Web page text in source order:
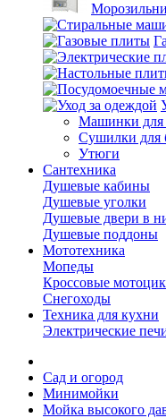
Машинки для
Сушилки для
Утюги
Сантехника
Душевые кабины
Душевые уголки
Душевые двери в
Душевые поддоны
Мототехника
Мопеды
Кроссовые
Снегоходы
Техника для кухни
Электрические
Сад и огород
Минимойки
Мойка высокого